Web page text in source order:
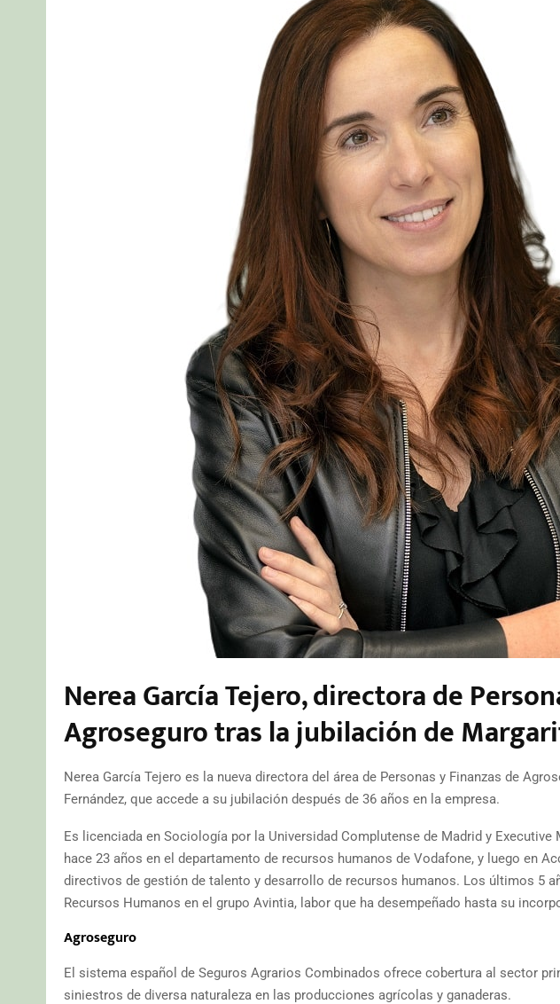
Nerea García Tejero, directora de
Agroseguro tras la jubilación de
Nerea García Tejero es la nueva directora del área de Personas y Finanzas de
Fernández, que accede a su jubilación después de 36 años en la empresa.
Es licenciada en Sociología por la Universidad Complutense de Madrid y Executive
hace 23 años en el departamento de recursos humanos de Vodafone, y luego en
directivos de gestión de talento y desarrollo de recursos humanos. Los últimos 5
Recursos Humanos en el grupo Avintia, labor que ha desempeñado hasta su
Agroseguro
El sistema español de Seguros Agrarios Combinados ofrece cobertura al sector
siniestros de diversa naturaleza en las producciones agrícolas y ganaderas.